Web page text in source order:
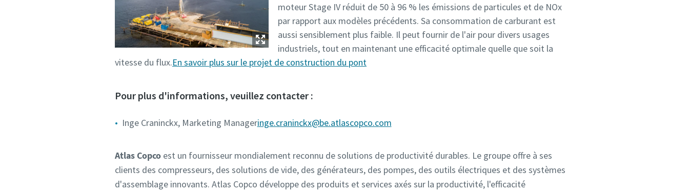
moteur Stage IV réduit de 50 à 96 % les émissions de particules et de NOx
par rapport aux modèles précédents. Sa consommation de carburant est
aussi sensiblement plus faible. Il peut fournir de l'air pour divers usages
industriels, tout en maintenant une efficacité optimale quelle que soit la
vitesse du flux.En savoir plus sur le projet de construction du pont
Pour plus d'informations, veuillez contacter :
Inge Craninckx, Marketing Manageringe.craninckx@be.atlascopco.com
Atlas Copco est un fournisseur mondialement reconnu de solutions de productivité durables. Le groupe offre à ses
clients des compresseurs, des solutions de vide, des générateurs, des pompes, des outils électriques et des systèmes
d'assemblage innovants. Atlas Copco développe des produits et services axés sur la productivité, l'efficacité